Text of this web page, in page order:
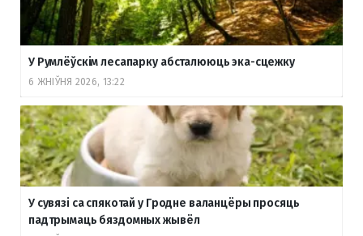
У Румлёўскім лесапарку абсталююць эка-сцежку
6 ЖНІЎНЯ 2026, 13:22
У сувязі са спякотай у Гродне валанцёры просяць
падтрымаць бяздомных жывёл